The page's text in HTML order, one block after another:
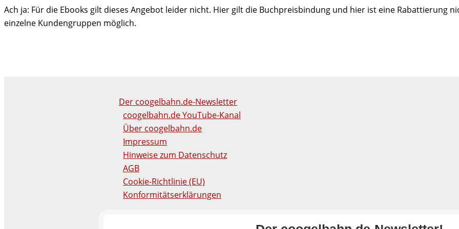
Ach ja: Für die Ebooks gilt dieses Angebot leider nicht. Hier gilt die Buchpreisbindung und hier ist eine Rabattierung
einzelne Kundengruppen möglich.
Der coogelbahn.de-Newsletter
coogelbahn.de YouTube-Kanal
Über coogelbahn.de
Impressum
Hinweise zum Datenschutz
AGB
Cookie-Richtlinie (EU)
Konformitätserklärungen